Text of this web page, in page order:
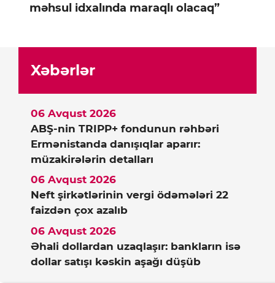
məhsul idxalında maraqlı olacaq”
Xəbərlər
ABŞ-nin TRIPP+ fondunun rəhbəri
Ermənistanda danışıqlar aparır:
müzakirələrin detalları
06 Avqust 2026
Neft şirkətlərinin vergi ödəmələri 22
faizdən çox azalıb
06 Avqust 2026
Əhali dollardan uzaqlaşır: bankların isə
dollar satışı kəskin aşağı düşüb
06 Avqust 2026